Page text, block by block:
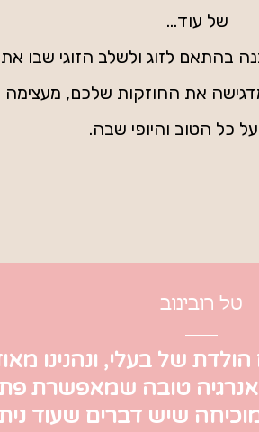
של עוד...
בהתאם לזוג ולשלב הזוגי שבו
את החוזקות שלכם,
כל הטוב והיופי שבה.
טל רובינוב
הולדת של בעלי, ונהנינו
טובה שמאפשרת
שיש דברים שעוד